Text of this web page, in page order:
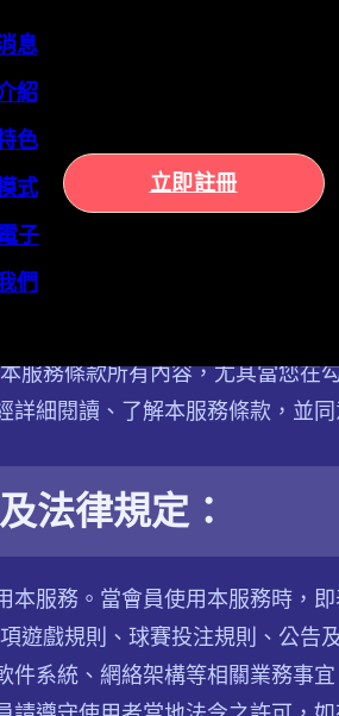
息
紹
色
式
子
們
立即註冊
服務條款所有內容，尤其當您在
詳細閱讀、了解本服務條款，並
法律規定：
本服務。當會員使用本服務時，
遊戲規則、球賽投注規則、公告
件系統、網絡架構等相關業務事